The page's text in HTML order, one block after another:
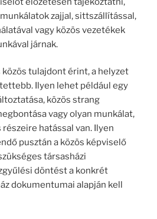
zajjal, sittszállítással,
vagy közös vezetékek
járnak.
közös tulajdont érint, a helyzet
Ilyen lehet például egy
közös strang
vagy olyan munkálat,
hatással van. Ilyen
pusztán a közös képviselő
társasházi
döntést a konkrét
dokumentumai alapján kell